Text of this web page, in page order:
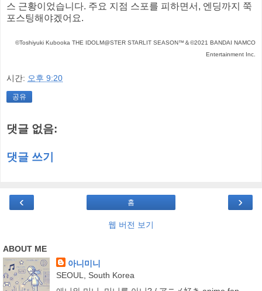
스 근황이었습니다. 주요 지점 스포를 피하면서, 엔딩까지 쭉
포스팅해야겠어요.
©Toshiyuki Kubooka THE IDOLM@STER STARLIT SEASON™＆©2021 BANDAI NAMCO
Entertainment Inc.
시간: 오후 9:20
공유
댓글 없음:
댓글 쓰기
‹ ›
홈
웹 버전 보기
ABOUT ME
아니미니
SEOUL, South Korea